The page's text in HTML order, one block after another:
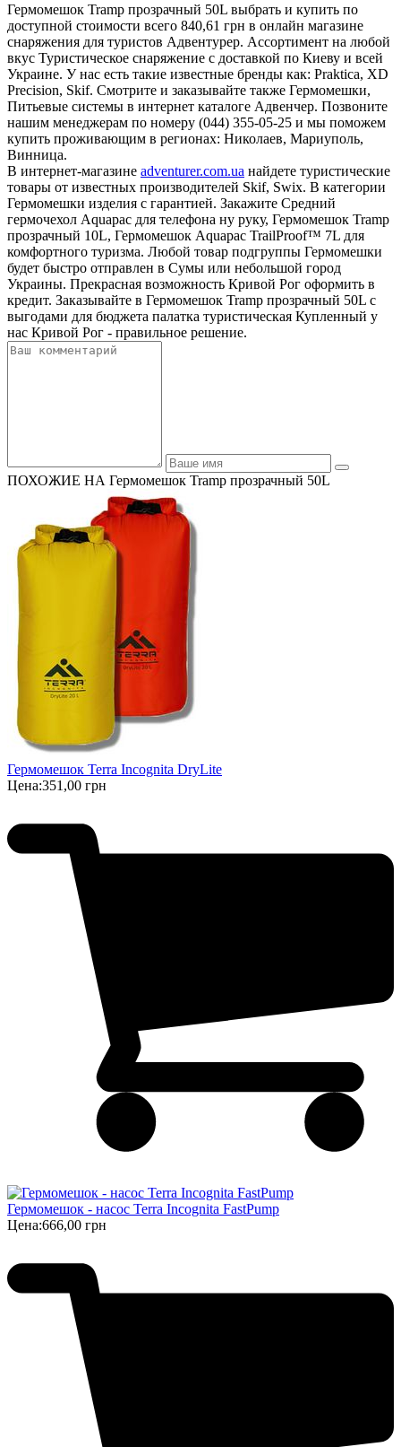
Гермомешок Tramp прозрачный 50L выбрать и купить по
доступной стоимости всего 840,61 грн в онлайн магазине
снаряжения для туристов Адвентурер. Ассортимент на любой
вкус Туристическое снаряжение с доставкой по Киеву и всей
Украине. У нас есть такие известные бренды как: Praktica, XD
Precision, Skif. Смотрите и заказывайте также Гермомешки,
Питьевые системы в интернет каталоге Адвенчер. Позвоните
нашим менеджерам по номеру (044) 355-05-25 и мы поможем
купить проживающим в регионах: Николаев, Мариуполь,
Винница.
В интернет-магазине adventurer.com.ua найдете туристические
товары от известных производителей Skif, Swix. В категории
Гермомешки изделия с гарантией. Закажите Средний
гермочехол Aquapac для телефона ну руку, Гермомешок Tramp
прозрачный 10L, Гермомешок Aquapac TrailProof™ 7L для
комфортного туризма. Любой товар подгруппы Гермомешки
будет быстро отправлен в Сумы или небольшой город
Украины. Прекрасная возможность Кривой Рог оформить в
кредит. Заказывайте в Гермомешок Tramp прозрачный 50L с
выгодами для бюджета палатка туристическая Купленный у
нас Кривой Рог - правильное решение.
ПОХОЖИЕ НА Гермомешок Tramp прозрачный 50L
Гермомешок Terra Incognita DryLite
Цена:351,00 грн
Гермомешок - насос Terra Incognita FastPump
Цена:666,00 грн